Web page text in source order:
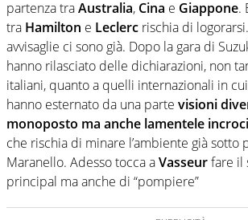
partenza traAustralia, Cina e Giappone.
tra Hamilton e Leclerc rischia di
avvisaglie ci sono già. Dopo la gara di
hanno rilasciato delle dichiarazioni, non
italiani, quanto a quelli internazionali in cui
hanno esternato da una parte visioni
monoposto ma anche lamentele
che rischia di minare l’ambiente già sotto
Maranello. Adesso tocca aVasseurfare il
principal ma anche di “pompiere”